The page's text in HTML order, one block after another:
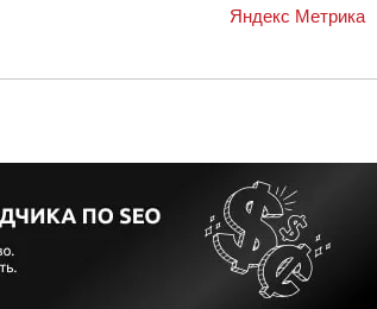
Яндекс Метрика